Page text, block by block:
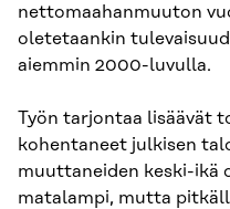
nettomaahanmuuton
oletetaankin
aiemmin 2000-luvulla.
Työn tarjontaa lisäävät
kohentaneet julkisen
muuttaneiden keski-ikä
matalampi, mutta